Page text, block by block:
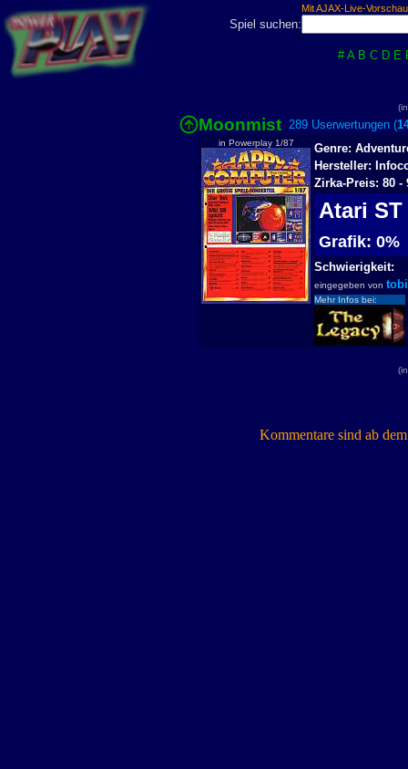
Mit AJAX-Live-
Spiel suchen:
# A B C D E
Moonmist 289 Userwertungen (
in Powerplay 1/87
Genre:
Hersteller:
Zirka-Preis: 80 -
Atari
Grafik: 0%
Schwierigkeit:
eingegeben von tobi
Mehr Infos bei:
Kommentare sind ab